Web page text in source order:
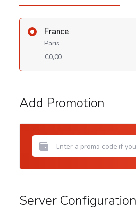
France
Paris
€0,00
Add Promotion
Server Configuration